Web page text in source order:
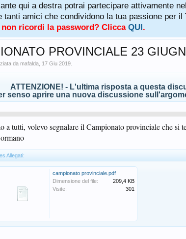
qui a destra potrai partecipare attivamente
tanti amici che condividono la tua passione per
ricordi la password? Clicca QUI.
PROVINCIALE 23
da mafalda 17 Giu 2019
ATTENZIONE! - L'ultima risposta a questa
senso aprire una nuova discussione
a tutti, volevo segnalare il Campionato provinciale che si
Allegati:
campionato provinciale.pdf
Dimensione del file:
209,4 KB
Visite:
301